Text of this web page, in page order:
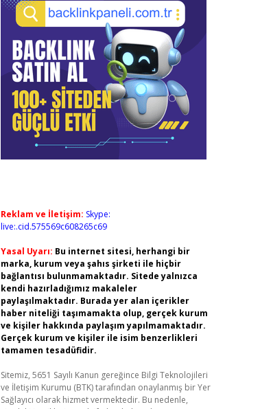
Reklam ve İletişim: Skype:
live:.cid.575569c608265c69
Yasal Uyarı: Bu internet sitesi, herhangi bir
marka, kurum veya şahıs şirketi ile hiçbir
bağlantısı bulunmamaktadır. Sitede yalnızca
kendi hazırladığımız makaleler
paylaşılmaktadır. Burada yer alan içerikler
haber niteliği taşımamakta olup, gerçek kurum
ve kişiler hakkında paylaşım yapılmamaktadır.
Gerçek kurum ve kişiler ile isim benzerlikleri
tamamen tesadüfidir.
Sitemiz, 5651 Sayılı Kanun gereğince Bilgi Teknolojileri
ve İletişim Kurumu (BTK) tarafından onaylanmış bir Yer
Sağlayıcı olarak hizmet vermektedir. Bu nedenle,